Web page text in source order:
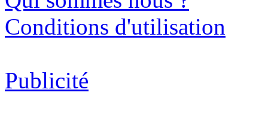
Conditions d'utilisation
Publicité